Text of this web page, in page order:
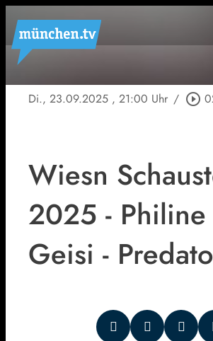
Di., 23.09.2025 , 21:00 Uhr / play_circle_outline
Wiesn
2025 -
Geisi -